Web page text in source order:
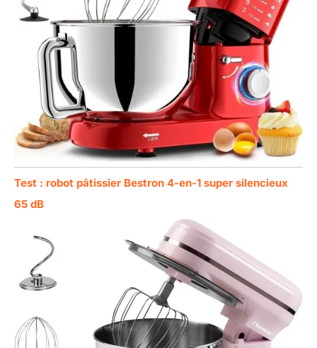
Test : robot pâtissier Bestron 4-en-1 super silencieux
65 dB